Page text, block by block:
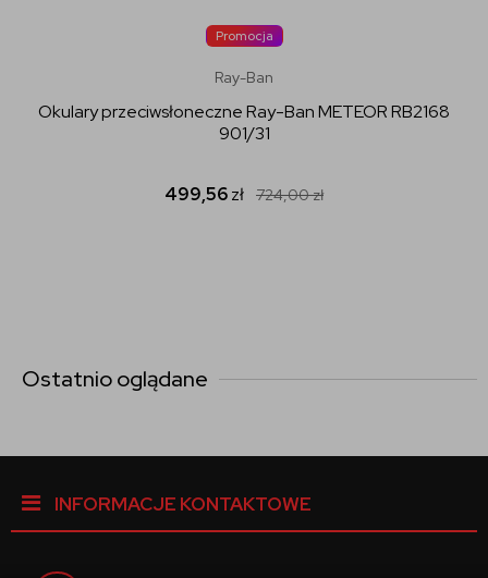
Promocja
Ray-Ban
Okulary przeciwsłoneczne Ray-Ban METEOR RB2168
901/31
499,56zł 724,00zł
Ostatnio oglądane
INFORMACJE KONTAKTOWE